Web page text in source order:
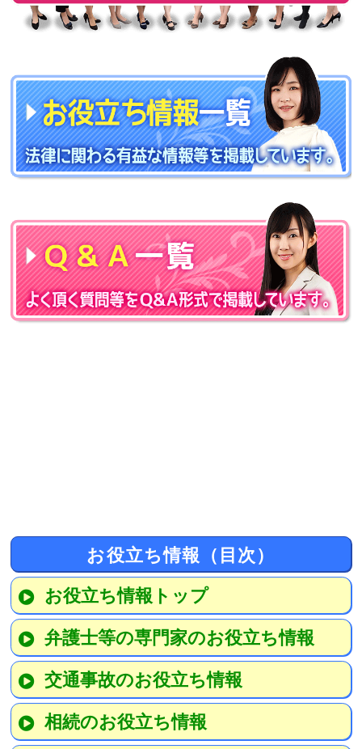
お役立ち情報（目次）
お役立ち情報トップ
弁護士等の専門家のお役立ち情報
交通事故のお役立ち情報
相続のお役立ち情報